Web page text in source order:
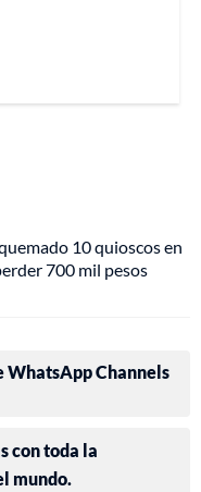
10 quioscos en
700 mil pesos
WhatsApp Channels
con toda la
mundo.